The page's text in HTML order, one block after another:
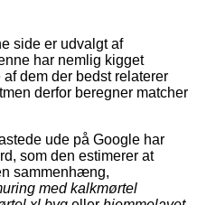
side er udvalgt af
har nemlig kigget
dem der bedst relaterer
derfor beregner matcher
ude på Google har
som den estimerer at
sammenhæng,
med kalkmørtel